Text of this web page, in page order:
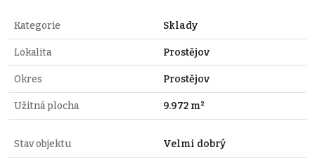
Kategorie Sklady
Lokalita Prostějov
Okres Prostějov
Užitná plocha 9.972 m²
Stav objektu Velmi dobrý